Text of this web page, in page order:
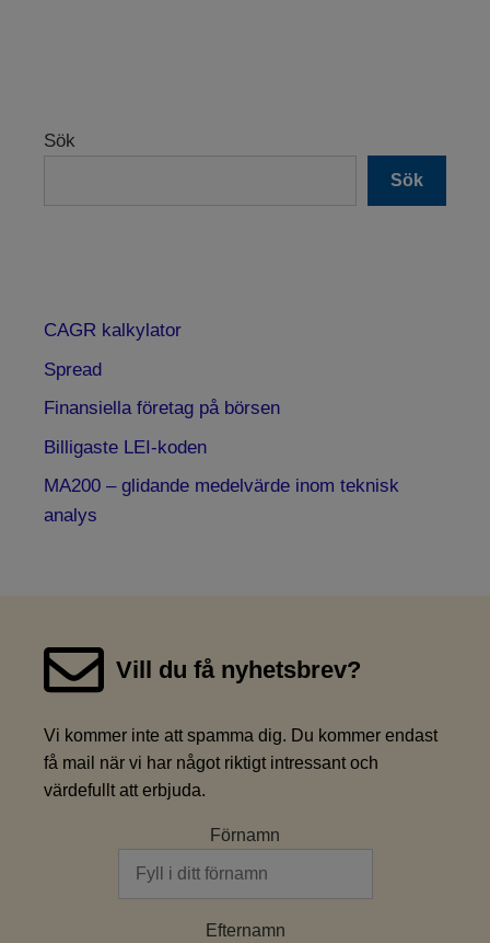
Sök
Sök
CAGR kalkylator
Spread
Finansiella företag på börsen
Billigaste LEI-koden
MA200 – glidande medelvärde inom teknisk
analys
Vill du få nyhetsbrev?
Vi kommer inte att spamma dig. Du kommer endast
få mail när vi har något riktigt intressant och
värdefullt att erbjuda.
Förnamn
Efternamn